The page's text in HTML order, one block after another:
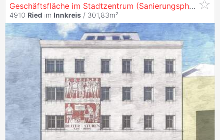
Geschäftsfläche im Stadtzentrum (Sanierungsphase startet bald)
4910 Ried im Innkreis / 301,83m²